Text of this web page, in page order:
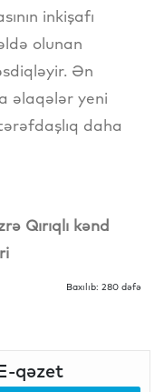
inkişafı
olunan
Ən
əlaqələr yeni
daha
Qırıqlı kənd
Baxılıb: 280 dəfə
qəzet